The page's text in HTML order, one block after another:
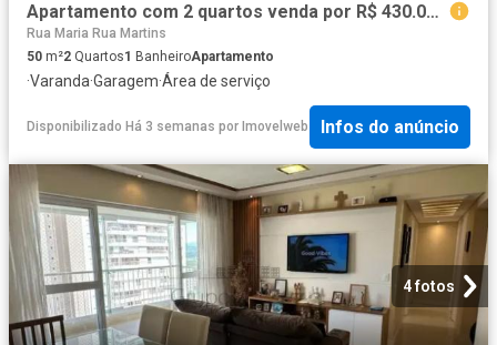
Apartamento com 2 quartos venda por R$ 430.000 ou aluguel por R$ 2.600/mês Jardim das Indústrias
Rua Maria Rua Martins
50 m²2 Quartos1 BanheiroApartamento
·Varanda·Garagem·Área de serviço
Disponibilizado Há 3 semanas por Imovelweb Infos do anúncio
4 fotos